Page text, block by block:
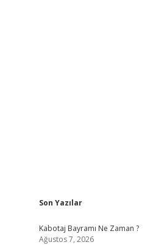
Sidebar
Son Yazılar
Kabotaj Bayramı Ne Zaman ?
Ağustos 7, 2026